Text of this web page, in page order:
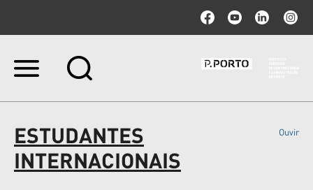
Ir
Ir
para
a
navegação
ESTUDANTES
INTERNACIONAIS
Ouvir